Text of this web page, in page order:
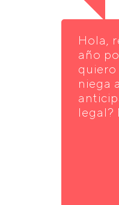
Hola,
año
quiero
niega
legal?